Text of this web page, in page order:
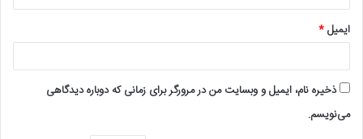
ایمیل*
ذخیره نام، ایمیل و وبسایت من در مرورگر برای زمانی که دوباره دیدگاهی
می‌نویسم.